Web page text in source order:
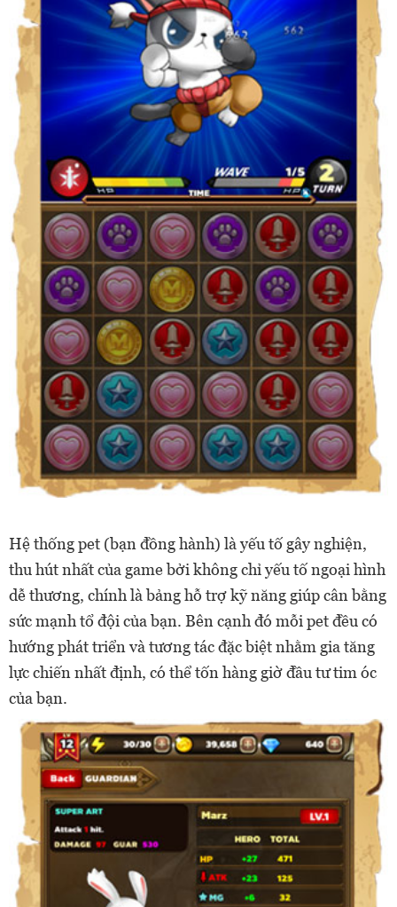
Hệ thống pet (bạn đồng hành) là yếu tố gây nghiện,
thu hút nhất của game bởi không chỉ yếu tố ngoại hình
dễ thương, chính là bảng hỗ trợ kỹ năng giúp cân bằng
sức mạnh tổ đội của bạn. Bên cạnh đó mỗi pet đều có
hướng phát triển và tương tác đặc biệt nhằm gia tăng
lực chiến nhất định, có thể tốn hàng giờ đầu tư tim óc
của bạn.